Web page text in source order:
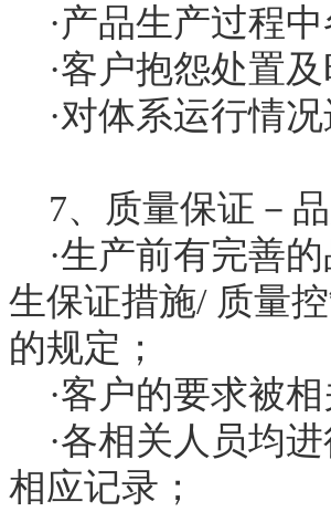
·产品生产过程中
·客户抱怨处置及
·对体系运行情
7、质量保证－品
·生产前有完善的
生保证措施/ 质量
的规定；
·客户的要求被
·各相关人员均进
相应记录；